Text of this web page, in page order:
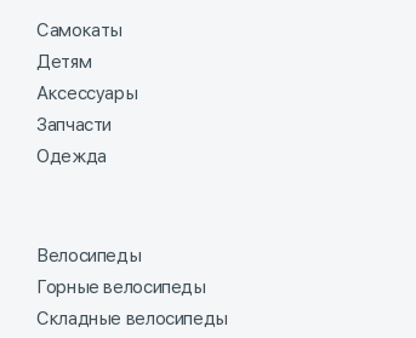
Самокаты
Детям
Аксессуары
Запчасти
Одежда
Велосипеды
Горные велосипеды
Складные велосипеды